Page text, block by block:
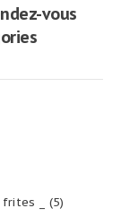
vous
_
(5)